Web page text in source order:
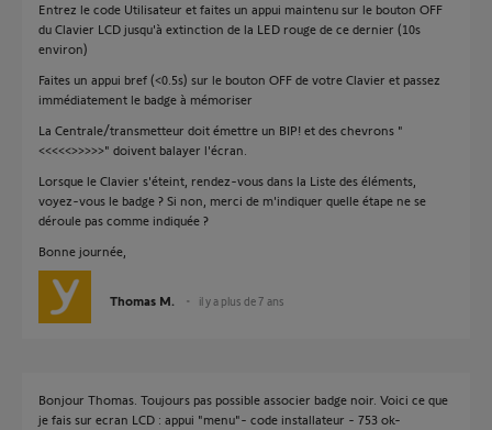
Entrez le code Utilisateur et faites un appui maintenu sur le bouton OFF
du Clavier LCD jusqu'à extinction de la LED rouge de ce dernier (10s
environ)
Faites un appui bref (<0.5s) sur le bouton OFF de votre Clavier et passez
immédiatement le badge à mémoriser
La Centrale/transmetteur doit émettre un BIP! et des chevrons "
<<<<<>>>>>" doivent balayer l'écran.
Lorsque le Clavier s'éteint, rendez-vous dans la Liste des éléments,
voyez-vous le badge ? Si non, merci de m'indiquer quelle étape ne se
déroule pas comme indiquée ?
Bonne journée,
Thomas M. il y a plus de 7 ans
Bonjour Thomas. Toujours pas possible associer badge noir. Voici ce que
je fais sur ecran LCD : appui "menu"- code installateur - 753 ok-